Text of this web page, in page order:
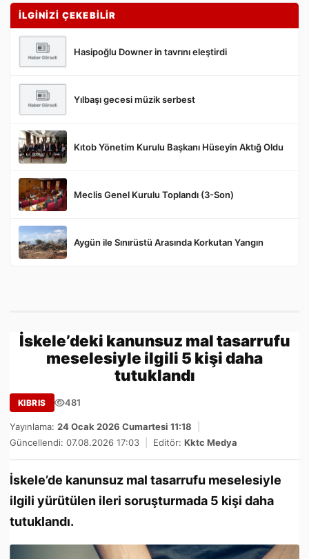
Gönder
İLGİNİZİ ÇEKEBİLİR
Hasipoğlu Downer in tavrını eleştirdi
Yılbaşı gecesi müzik serbest
Kıtob Yönetim Kurulu Başkanı Hüseyin Aktığ Oldu
Meclis Genel Kurulu Toplandı (3-Son)
Aygün ile Sınırüstü Arasında Korkutan Yangın
İskele’deki kanunsuz mal tasarrufu
meselesiyle ilgili 5 kişi daha
tutuklandı
KIBRIS 481
Yayınlama: 24 Ocak 2026 Cumartesi 11:18
Güncellendi: 07.08.2026 17:03
Editör: Kktc Medya
İskele’de kanunsuz mal tasarrufu meselesiyle
ilgili yürütülen ileri soruşturmada 5 kişi daha
tutuklandı.